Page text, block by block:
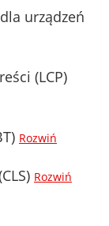
urządzeń
(LCP)
Rozwiń
Rozwiń